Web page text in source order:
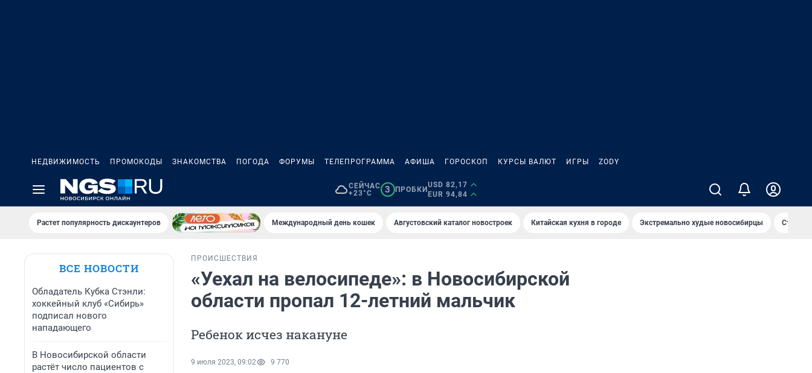
НЕДВИЖИМОСТЬ ПРОМОКОДЫ ЗНАКОМСТВА ПОГОДА ФОРУМЫ ТЕЛЕПРОГРАММА АФИША ГОРОСКОП КУРСЫ ВАЛЮТ ИГРЫ ZODY
СЕЙЧАС
+23°C
3 ПРОБКИ
USD 82,17
EUR 94,84
Растет популярность дискаунтеров Международный день кошек Августовский каталог новостроек Китайская кухня в городе Экстремально худые новосибирцы Старт
ВСЕ НОВОСТИ
Обладатель Кубка Стэнли:
хоккейный клуб «Сибирь»
подписал нового
нападающего
В Новосибирской области
растёт число пациентов с
ПРОИСШЕСТВИЯ
«Уехал на велосипеде»: в Новосибирской
области пропал 12-летний мальчик
Ребенок исчез накануне
9 июля 2023, 09:02 9 770